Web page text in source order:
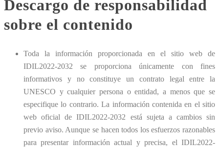
Descargo de responsabilidad
sobre el contenido
Toda la información proporcionada en el sitio web de
IDIL2022-2032 se proporciona únicamente con fines
informativos y no constituye un contrato legal entre la
UNESCO y cualquier persona o entidad, a menos que se
especifique lo contrario. La información contenida en el sitio
web oficial de IDIL2022-2032 está sujeta a cambios sin
previo aviso. Aunque se hacen todos los esfuerzos razonables
para presentar información actual y precisa, el IDIL2022-